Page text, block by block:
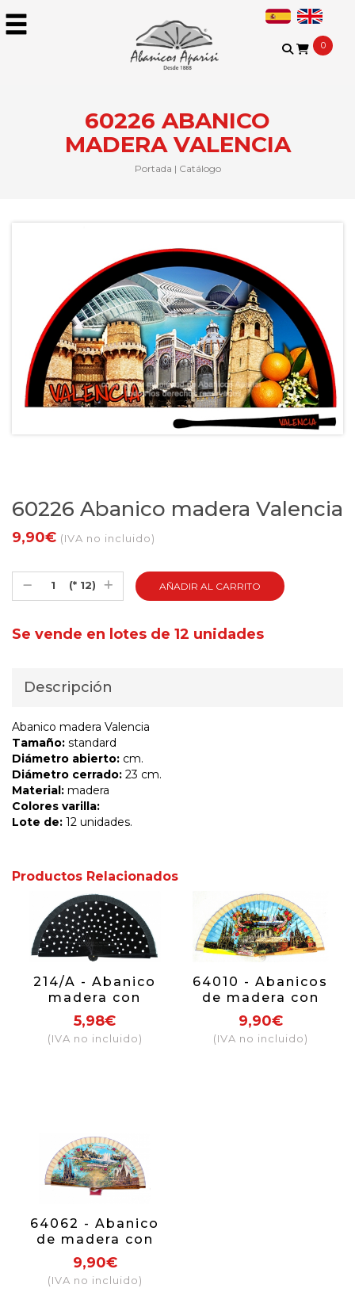
0
60226 ABANICO
MADERA VALENCIA
Portada | Catálogo
60226 Abanico madera Valencia
9,90€ (IVA no incluido)
(* 12)
Se vende en lotes de 12 unidades
Descripción
Abanico madera Valencia
Tamaño: standard
Diámetro abierto: cm.
Diámetro cerrado: 23 cm.
Material: madera
Colores varilla:
Lote de: 12 unidades.
Productos Relacionados
214/A - Abanico
madera con
lunares (surtido
colores)
5,98€
(IVA no incluido)
64010 - Abanicos
de madera con
diseño de
Barcelona,
incluye caja
9,90€
(IVA no incluido)
64062 - Abanico
de madera con
diseño de
Barcelona, viene
en caja individual
9,90€
(IVA no incluido)